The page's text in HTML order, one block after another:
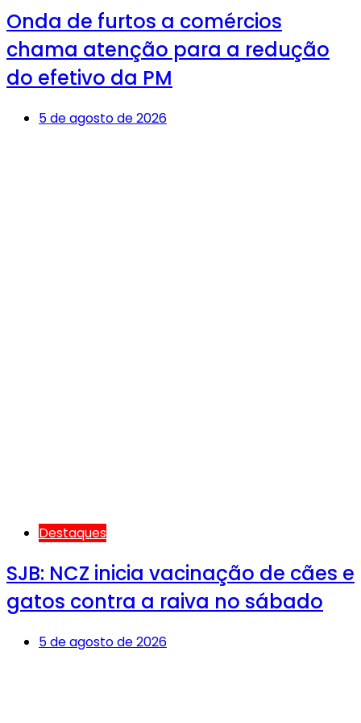
Onda de furtos a comércios
chama atenção para a redução
do efetivo da PM
5 de agosto de 2026
Destaques
SJB: NCZ inicia vacinação de cães e
gatos contra a raiva no sábado
5 de agosto de 2026